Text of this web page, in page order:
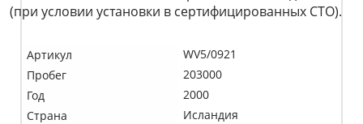
(при условии установки в сертифицированных СТО).
Артикул
WV5/0921
Пробег
203000
Год
2000
Страна
Исландия